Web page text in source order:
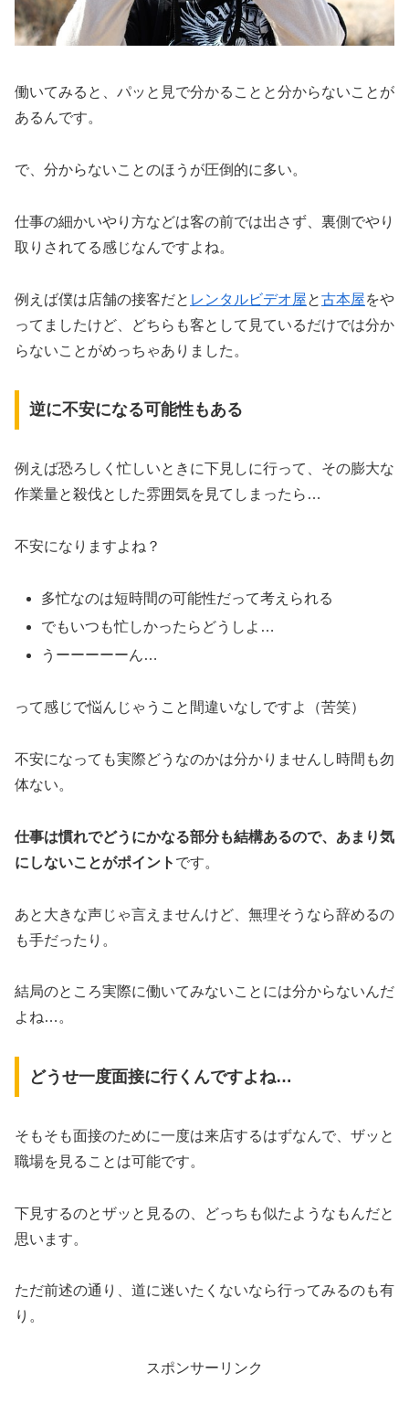
働いてみると、パッと見で分かることと分からないことが
あるんです。
で、分からないことのほうが圧倒的に多い。
仕事の細かいやり方などは客の前では出さず、裏側でやり
取りされてる感じなんですよね。
例えば僕は店舗の接客だと レンタルビデオ屋と古本屋をや
ってましたけど、どちらも客として見ているだけでは分か
らないことがめっちゃありました。
逆に不安になる可能性もある
例えば恐ろしく忙しいときに下見しに行って、その膨大な
作業量と殺伐とした雰囲気を見てしまったら…
不安になりますよね？
多忙なのは短時間の可能性だって考えられる
でもいつも忙しかったらどうしよ…
うーーーーーん…
って感じで悩んじゃうこと間違いなしですよ（苦笑）
不安になっても実際どうなのかは分かりませんし時間も勿
体ない。
仕事は慣れでどうにかなる部分も結構あるので、あまり気
にしないことがポイント です。
あと大きな声じゃ言えませんけど、無理そうなら辞めるの
も手だったり。
結局のところ実際に働いてみないことには分からないんだ
よね…。
どうせ一度面接に行くんですよね…
そもそも面接のために一度は来店するはずなんで、ザッと
職場を見ることは可能です。
下見するのとザッと見るの、どっちも似たようなもんだと
思います。
ただ前述の通り、道に迷いたくないなら行ってみるのも有
り。
スポンサーリンク